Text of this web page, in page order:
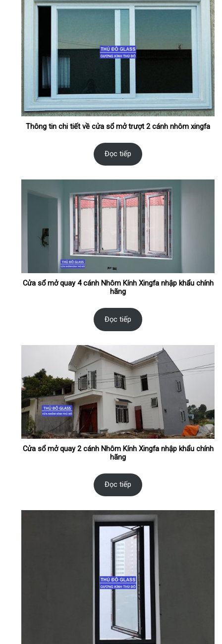
Thông tin chi tiết về cửa sổ mở trượt 2 cánh nhôm xingfa
Đọc tiếp
Cửa sổ mở quay 4 cánh Nhôm Kính Xingfa nhập khẩu chính
hãng
Đọc tiếp
Cửa sổ mở quay 2 cánh Nhôm Kính Xingfa nhập khẩu chính
hãng
Đọc tiếp